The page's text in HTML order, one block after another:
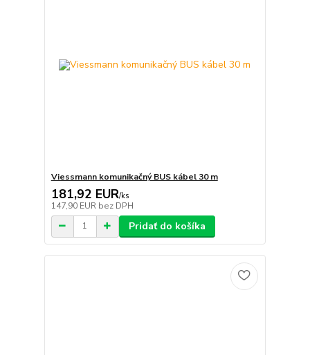
Viessmann komunikačný BUS kábel 30 m
181,92 EUR/ks
147,90 EUR bez DPH
Pridať do košíka